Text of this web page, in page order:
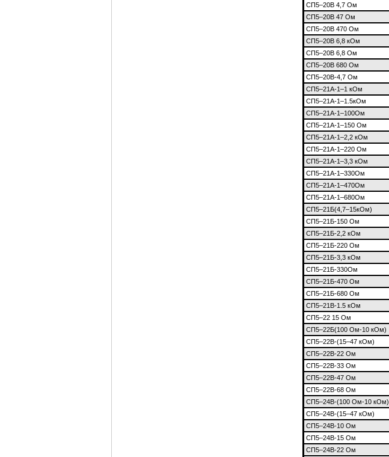
СП5–20В 4,7 Ом
СП5–20В 47 Ом
СП5–20В 470 Ом
СП5–20В 6,8 кОм
СП5–20В 6,8 Ом
СП5–20В 680 Ом
СП5–20В-4,7 Ом
СП5–21А-1–1 кОм
СП5–21А-1–1.5кОм
СП5–21А-1–100Ом
СП5–21А-1–150 Ом
СП5–21А-1–2,2 кОм
СП5–21А-1–220 Ом
СП5–21А-1–3,3 кОм
СП5–21А-1–330Ом
СП5–21А-1–470Ом
СП5–21А-1–680Ом
СП5–21Б(4,7–15кОм)
СП5–21Б-150 Ом
СП5–21Б-2,2 кОм
СП5–21Б-220 Ом
СП5–21Б-3,3 кОм
СП5–21Б-330Ом
СП5–21Б-470 Ом
СП5–21Б-680 Ом
СП5–21В-1.5 кОм
СП5–22 15 Ом
СП5–22Б(100 Ом-10 кОм)
СП5–22В-(15–47 кОм)
СП5–22В-22 Ом
СП5–22В-33 Ом
СП5–22В-47 Ом
СП5–22В-68 Ом
СП5–24В-(100 Ом-10 кОм)
СП5–24В-(15–47 кОм)
СП5–24В-10 Ом
СП5–24В-15 Ом
СП5–24В-22 Ом